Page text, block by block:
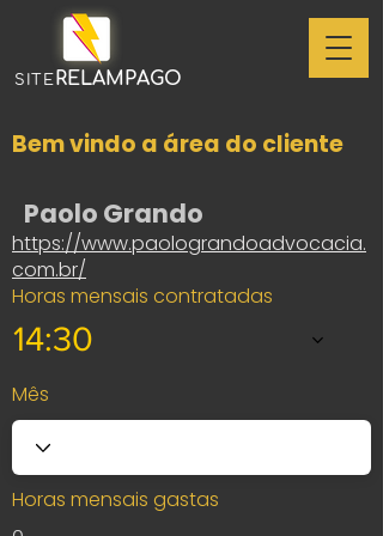
SITERELAMPAGO
Bem vindo a área do cliente
Paolo Grando
https://www.paolograndoadvocacia.
com.br/
Horas mensais contratadas
14:30
Mês
Horas mensais gastas